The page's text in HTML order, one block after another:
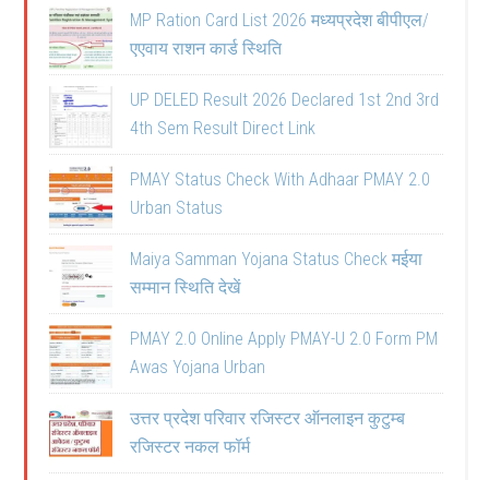
MP Ration Card List 2026 मध्यप्रदेश बीपीएल/
एएवाय राशन कार्ड स्थिति
UP DELED Result 2026 Declared 1st 2nd 3rd
4th Sem Result Direct Link
PMAY Status Check With Adhaar PMAY 2.0
Urban Status
Maiya Samman Yojana Status Check मईया
सम्मान स्थिति देखें
PMAY 2.0 Online Apply PMAY-U 2.0 Form PM
Awas Yojana Urban
उत्तर प्रदेश परिवार रजिस्टर ऑनलाइन कुटुम्ब
रजिस्टर नकल फॉर्म